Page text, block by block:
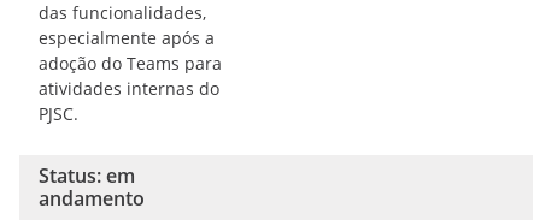
das funcionalidades,
especialmente após a
adoção do Teams para
atividades internas do
PJSC.
Status: em
andamento